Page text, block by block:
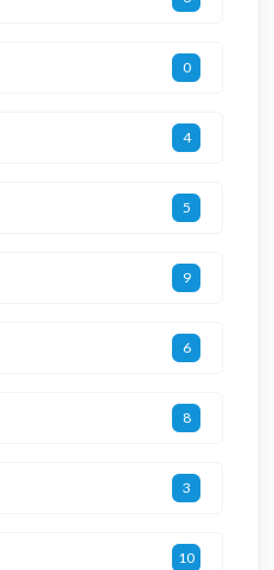
0
4
5
9
6
8
3
10